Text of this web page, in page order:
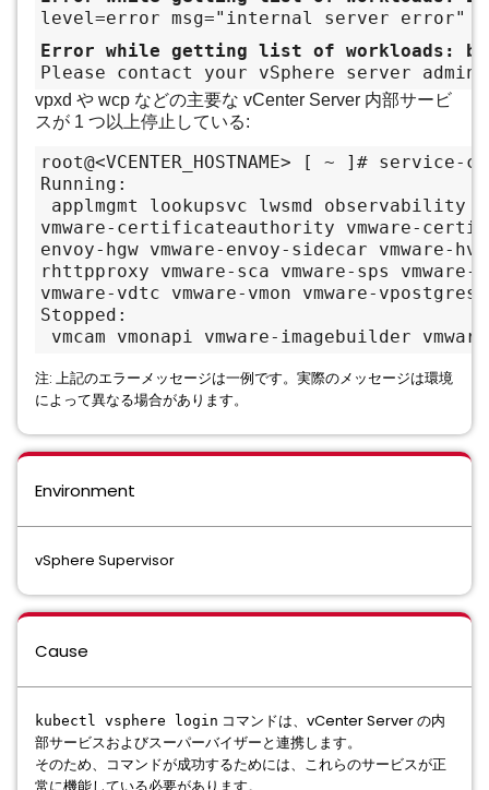
level=error msg="internal server error"
Error while getting list of workloads:
Please contact your vSphere server
vpxd や wcp などの主要な vCenter Server 内部サービ
スが 1 つ以上停止している:
root@<VCENTER_HOSTNAME> [ ~ ]#
Running:
applmgmt lookupsvc lwsmd observability
vmware-certificateauthority vmware-
envoy-hgw vmware-envoy-sidecar vmware-
rhttpproxy vmware-sca vmware-sps
vmware-vdtc vmware-vmon vmware-
Stopped:
vmcam vmonapi vmware-imagebuilder
注: 上記のエラーメッセージは一例です。実際のメッセージは環境
によって異なる場合があります。
Environment
vSphere Supervisor
Cause
kubectl vsphere login コマンドは、vCenter Server の内
部サービスおよびスーパーバイザーと連携します。
そのため、コマンドが成功するためには、これらのサービスが正